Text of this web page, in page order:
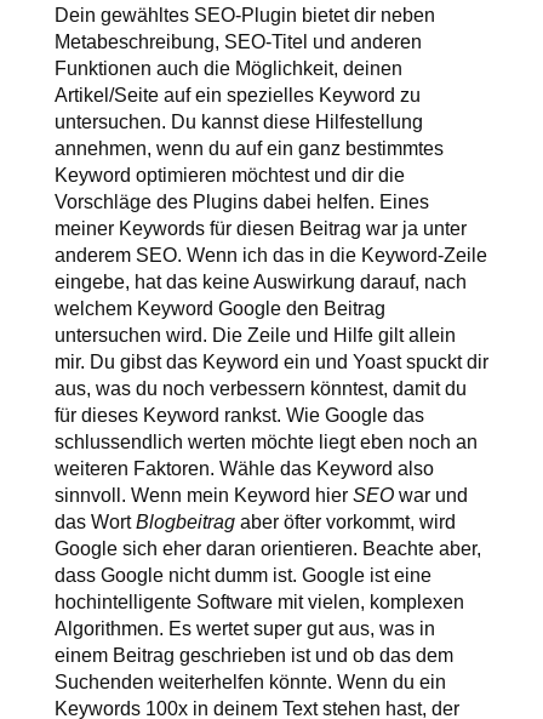
Dein gewähltes SEO-Plugin bietet dir neben
Metabeschreibung, SEO-Titel und anderen
Funktionen auch die Möglichkeit, deinen
Artikel/Seite auf ein spezielles Keyword zu
untersuchen. Du kannst diese Hilfestellung
annehmen, wenn du auf ein ganz bestimmtes
Keyword optimieren möchtest und dir die
Vorschläge des Plugins dabei helfen. Eines
meiner Keywords für diesen Beitrag war ja unter
anderem SEO. Wenn ich das in die Keyword-Zeile
eingebe, hat das keine Auswirkung darauf, nach
welchem Keyword Google den Beitrag
untersuchen wird. Die Zeile und Hilfe gilt allein
mir. Du gibst das Keyword ein und Yoast spuckt dir
aus, was du noch verbessern könntest, damit du
für dieses Keyword rankst. Wie Google das
schlussendlich werten möchte liegt eben noch an
weiteren Faktoren. Wähle das Keyword also
sinnvoll. Wenn mein Keyword hier SEOwar und
das WortBlogbeitragaber öfter vorkommt, wird
Google sich eher daran orientieren. Beachte aber,
dass Google nicht dumm ist. Google ist eine
hochintelligente Software mit vielen, komplexen
Algorithmen. Es wertet super gut aus, was in
einem Beitrag geschrieben ist und ob das dem
Suchenden weiterhelfen könnte. Wenn du ein
Keywords 100x in deinem Text stehen hast, der